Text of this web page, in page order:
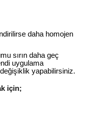
daha homojen
sırın daha geç
uygulama
yapabilirsiniz.
için;